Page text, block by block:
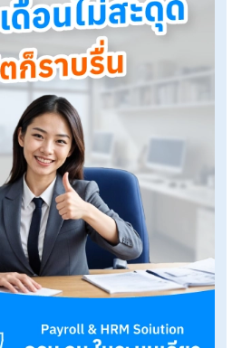
เพิ่มเติม
านต้องใช้สิทธิลาป่วยหรือเบิกกองทุนเงิน
านผ่าน E-Compensate ที่นายจ้างต้อง
วามปลอดภัยในการทำงานที่ทุกองค์กรต้
รมเงินเดือน HumanSoft
ฟรี 30 วัน
ไม่มีค่าใช้จ่ายใดๆ ทั้งสิ้น ยกเลิกเมื่อไหร่ก็ได้